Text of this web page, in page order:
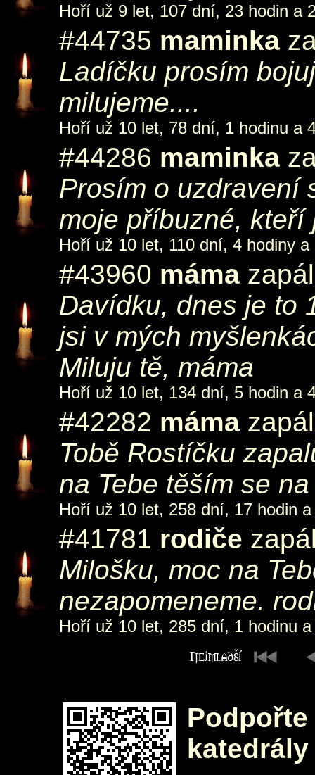
Hoří už 9 let, 107 dní, 23 hodin a
#44735 maminka
Ladíčku prosím
milujeme....
Hoří už 10 let, 78 dní, 1 hodinu a
#44286 maminka
Prosím o uzdravení
moje příbuzné, kteří
Hoří už 10 let, 110 dní, 4 hodiny a
#43960 máma
Davídku, dnes je to
jsi v mých
Miluju tě, máma
Hoří už 10 let, 134 dní, 5 hodin a
#42282 máma
Tobě Rostíčku
na Tebe těším se
Hoří už 10 let, 258 dní, 17 hodin
#41781 rodiče
Milošku, moc na
nezapomeneme.
Hoří už 10 let, 285 dní, 1 hodinu
katedrály